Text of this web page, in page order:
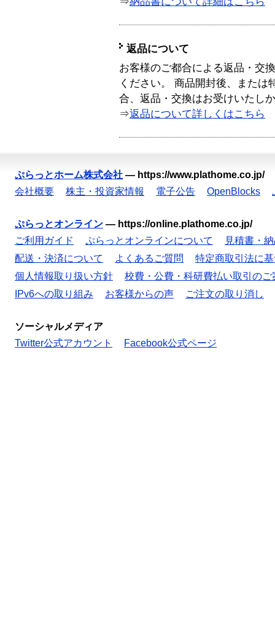
返品について
お客様のご都合による返品・交
ください。 商品開封後、または
合、返品・交換はお受けいたし
⇒返品について詳しくはこちら
ぷらっとホーム株式会社 — https://www.plathome.co.jp/
会社概要
株主・投資家情報 電子公告 OpenBlocks
ぷらっとオンライン — https://online.plathome.co.jp/
ご利用ガイド
ぷらっとオンラインについて
見積書・
配送・決済について
よくあるご質問
特定商取引法に
個人情報取り扱い方針
校費・公費・科研費払い取引のご
IPv6への取り組み
お客様からの声 ご注文の取り消し
ソーシャルメディア
Twitter公式アカウント
Facebook公式ページ